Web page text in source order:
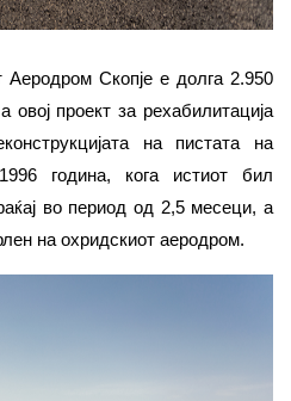
Аеродром Скопје е долга 2.950
проект за рехабилитација
на пистата на
година, кога истиот бил
во период од 2,5 месеци, а
на охридскиот аеродром.